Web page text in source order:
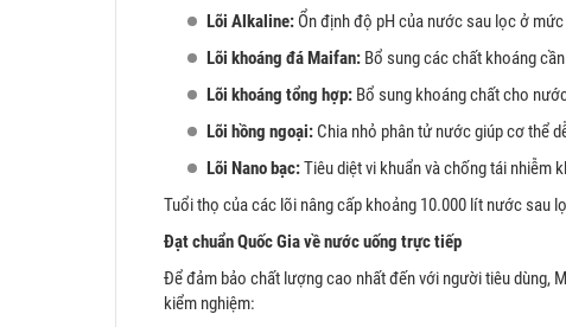
Lõi Alkaline: Ổn định độ pH của nước sau lọc ở
Lõi khoáng đá Maifan: Bổ sung các chất khoáng
Lõi khoáng tổng hợp: Bổ sung khoáng chất cho
Lõi hồng ngoại: Chia nhỏ phân tử nước giúp cơ thể
Lõi Nano bạc:Tiêu diệt vi khuẩn và chống tái nhiễm
Tuổi thọ của các lõi nâng cấp khoảng 10.000 lít nước sau
Đạt chuẩn Quốc Gia về nước uống trực tiếp
Để đảm bảo chất lượng cao nhất đến với người tiêu dùng,
kiểm nghiệm: